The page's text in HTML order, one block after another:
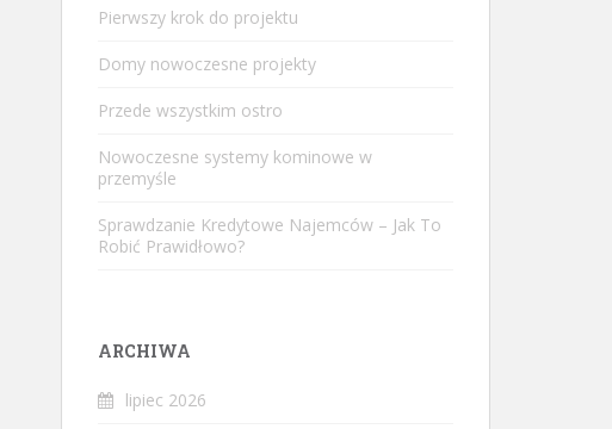
Pierwszy krok do projektu
Domy nowoczesne projekty
Przede wszystkim ostro
Nowoczesne systemy kominowe w
przemyśle
Sprawdzanie Kredytowe Najemców – Jak To
Robić Prawidłowo?
ARCHIWA
lipiec 2026